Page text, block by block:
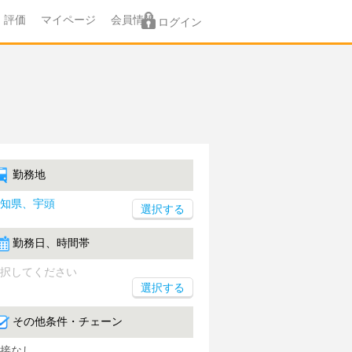
評価 マイページ 会員情報 ログイン
勤務地
県、宇頭
勤務日、時間帯
してください
選択する
その他条件・チェーン